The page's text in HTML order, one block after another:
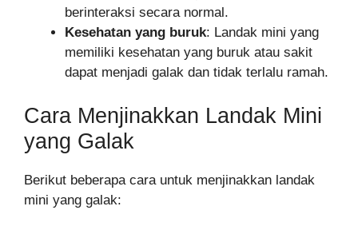
berinteraksi secara normal.
Kesehatan yang buruk: Landak mini yang
memiliki kesehatan yang buruk atau sakit
dapat menjadi galak dan tidak terlalu ramah.
Cara Menjinakkan Landak Mini
yang Galak
Berikut beberapa cara untuk menjinakkan landak
mini yang galak: